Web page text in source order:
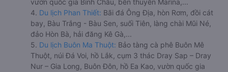
vườn quốc gia Bình Châu, bến thuyền Marina,...
4. Du lịch Phan Thiết: Bãi đá Ông Địa, hòn Rơm, đồi cát
bay, Bàu Trắng - Bàu Sen, suối Tiên, làng chài Mũi Né,
đảo Hòn Bà, hải đăng Kê Gà,...
5. Du lịch Buôn Ma Thuột: Bảo tàng cà phê Buôn Mê
Thuột, núi Đá Voi, hồ Lắk, cụm 3 thác Dray Sap – Dray
Nur – Gia Long, Buôn Đôn, hồ Ea Kao, vườn quốc gia